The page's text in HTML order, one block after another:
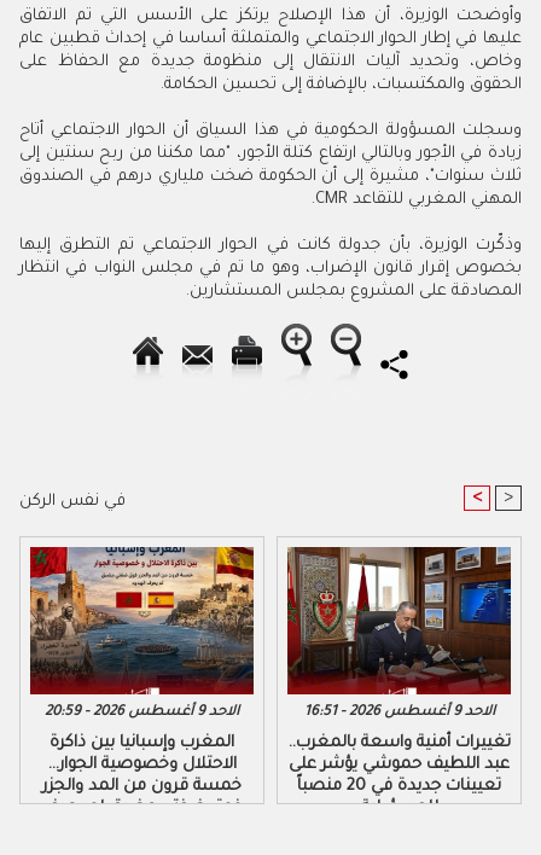
وأوضحت الوزيرة، أن هذا الإصلاح يرتكز على الأسس التي تم الاتفاق
عليها في إطار الحوار الاجتماعي والمتملثة أساسا في إحداث قطبين عام
وخاص، وتحديد آليات الانتقال إلى منظومة جديدة مع الحفاظ على
الحقوق والمكتسبات، بالإضافة إلى تحسين الحكامة.
وسجلت المسؤولة الحكوميةفي هذا السياق أن الحوار الاجتماعي أتاح
زيادة في الأجور وبالتالي ارتفاع كتلة الأجور، "مما مكننا من ربح سنتين إلى
ثلاث سنوات"، مشيرة إلى أن الحكومة ضخت ملياري درهم في الصندوق
المهني المغربي للتقاعد CMR
.
وذكّرت الوزيرة، بأن جدولة كانت في الحوار الاجتماعي تم التطرق إليها
بخصوص إقرار قانون الإضراب، وهو ما تم في مجلس النواب في انتظار
المصادقة على المشروع بمجلس المستشارين.
في نفس الركن < >
الاحد 9 أغسطس 2026 - 20:59
المغرب وإسبانيا بين ذاكرة
الاحتلال وخصوصية الجوار…
خمسة قرون من المد والجزر
فوق ضفتي مضيق لم يعرف
الاحد 9 أغسطس 2026 - 16:51
تغييرات أمنية واسعة بالمغرب..
عبد اللطيف حموشي يؤشر على
تعيينات جديدة في 20 منصباً
للمسؤولية